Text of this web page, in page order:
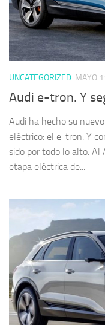
UNCATEGORIZED MAYO
Audi e-tron. Y
Audi ha hecho su
eléctrico: el e-tron. Y
sido por todo lo alto. Al
etapa eléctrica de...